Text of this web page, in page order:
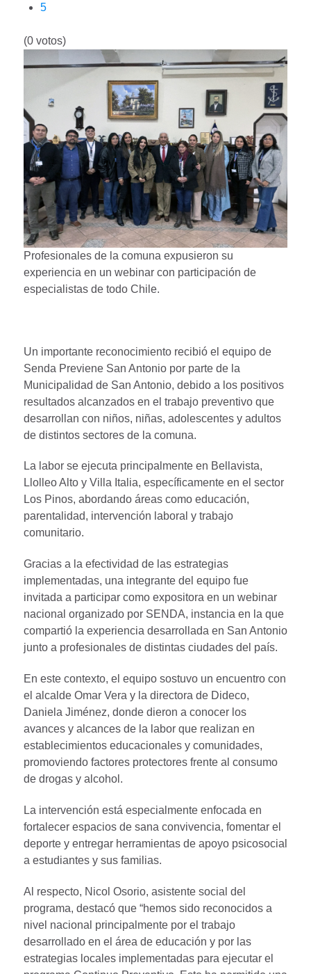
5
(0 votos)
Profesionales de la comuna expusieron su
experiencia en un webinar con participación de
especialistas de todo Chile.
Un importante reconocimiento recibió el equipo de
Senda Previene San Antonio por parte de la
Municipalidad de San Antonio, debido a los positivos
resultados alcanzados en el trabajo preventivo que
desarrollan con niños, niñas, adolescentes y adultos
de distintos sectores de la comuna.
La labor se ejecuta principalmente en Bellavista,
Llolleo Alto y Villa Italia, específicamente en el sector
Los Pinos, abordando áreas como educación,
parentalidad, intervención laboral y trabajo
comunitario.
Gracias a la efectividad de las estrategias
implementadas, una integrante del equipo fue
invitada a participar como expositora en un webinar
nacional organizado por SENDA, instancia en la que
compartió la experiencia desarrollada en San Antonio
junto a profesionales de distintas ciudades del país.
En este contexto, el equipo sostuvo un encuentro con
el alcalde Omar Vera y la directora de Dideco,
Daniela Jiménez, donde dieron a conocer los
avances y alcances de la labor que realizan en
establecimientos educacionales y comunidades,
promoviendo factores protectores frente al consumo
de drogas y alcohol.
La intervención está especialmente enfocada en
fortalecer espacios de sana convivencia, fomentar el
deporte y entregar herramientas de apoyo psicosocial
a estudiantes y sus familias.
Al respecto, Nicol Osorio, asistente social del
programa, destacó que “hemos sido reconocidos a
nivel nacional principalmente por el trabajo
desarrollado en el área de educación y por las
estrategias locales implementadas para ejecutar el